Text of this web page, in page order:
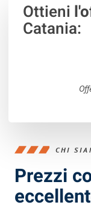
Ottieni
Catania:
CHI
Prezzi